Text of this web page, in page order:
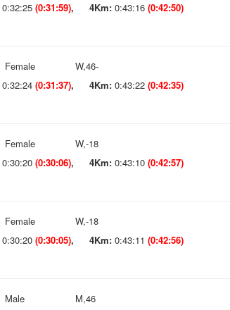
0:32:25 (0:31:59), 4Km: 0:43:16 (0:42:50)
Female W,46-
0:32:24 (0:31:37), 4Km: 0:43:22 (0:42:35)
Female W,-18
0:30:20 (0:30:06), 4Km: 0:43:10 (0:42:57)
Female W,-18
0:30:20 (0:30:05), 4Km: 0:43:11 (0:42:56)
Male M,46